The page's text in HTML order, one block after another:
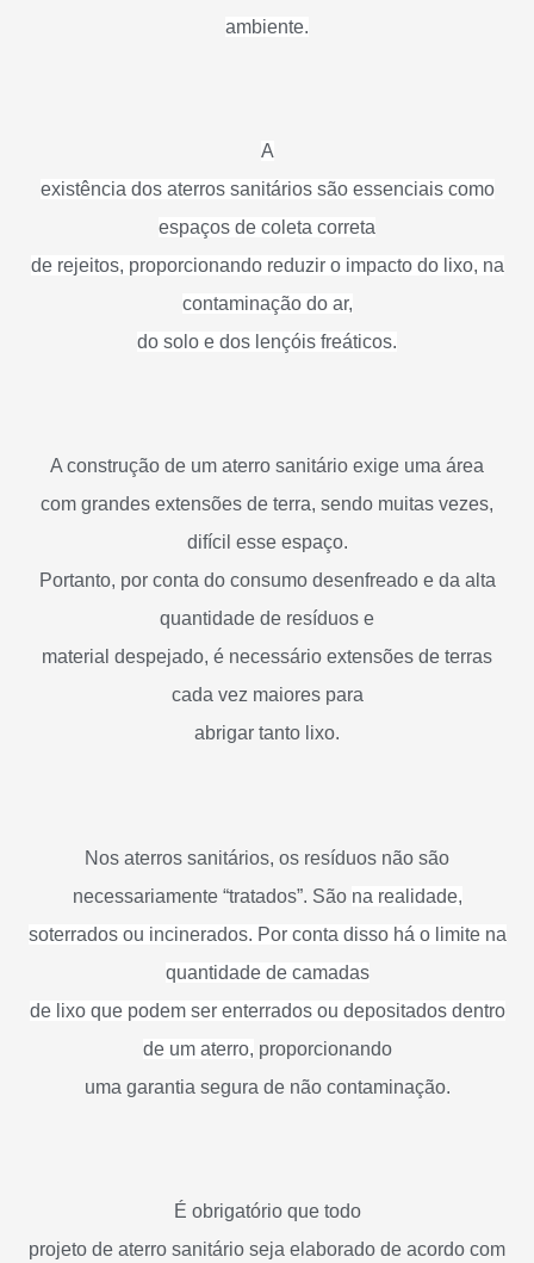
ambiente.
A
existência dos aterros sanitários são essenciais como
espaços de coleta correta
de rejeitos, proporcionando reduzir o impacto do lixo, na
contaminação do ar,
do solo e dos lençóis freáticos.
A construção de um aterro sanitário exige uma área
com grandes extensões de terra, sendo muitas vezes,
difícil esse espaço.
Portanto, por conta do consumo desenfreado e da alta
quantidade de resíduos e
material despejado, é necessário extensões de terras
cada vez maiores para
abrigar tanto lixo.
Nos aterros sanitários, os resíduos não são
necessariamente “tratados”. São na realidade,
soterrados ou incinerados. Por conta disso há o limite na
quantidade de camadas
de lixo que podem ser enterrados ou depositados dentro
de um aterro, proporcionando
uma garantia segura de não contaminação.
É obrigatório que todo
projeto de aterro sanitário seja elaborado de acordo com